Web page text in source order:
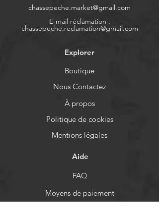
chassepeche.market@gmail.com
E-mail réclamation :
chassepeche.reclamation@gmail.com
Explorer
Boutique
Nous Contactez
À propos
Politique de cookies
Mentions légales
Aide
FAQ
Moyens de paiement